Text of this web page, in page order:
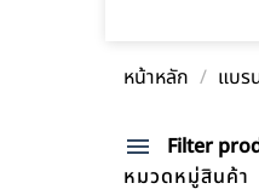
หน้าหลัก / แบร
Filter
หมวดหมู่สินค้า